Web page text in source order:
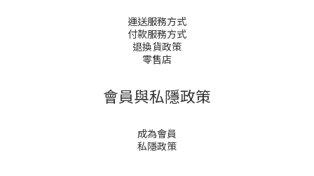
運送服務方式
付款服務方式
退換貨政策
零售店
會員與私隱政策
成為會員
私隱政策